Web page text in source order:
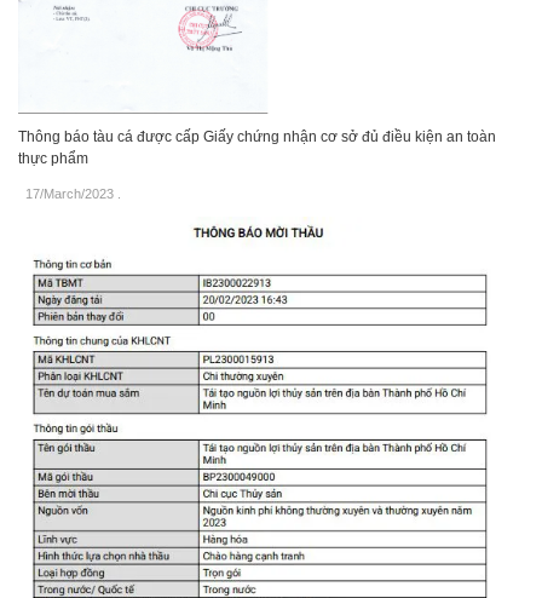
Thông báo tàu cá được cấp Giấy chứng nhận cơ sở đủ điều kiện an toàn
thực phẩm
17/March/2023